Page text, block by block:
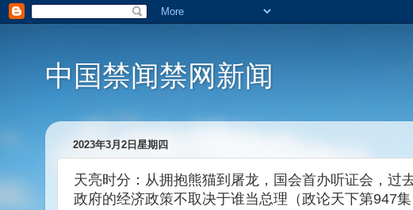
中国禁闻禁网新闻
2023年3月2日星期四
天亮时分：从拥抱熊猫到屠龙，国会首办听证会，过
政府的经济政策不取决于谁当总理（政论天下第947集